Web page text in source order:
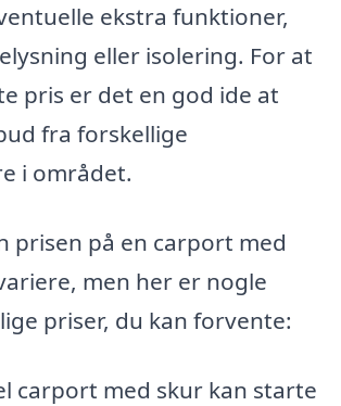
ekstra funktioner,
eller isolering. For at
pris er det en god ide at
fra forskellige
i området.
prisen på en carport med
men her er nogle
priser, du kan forvente:
carport med skur kan starte